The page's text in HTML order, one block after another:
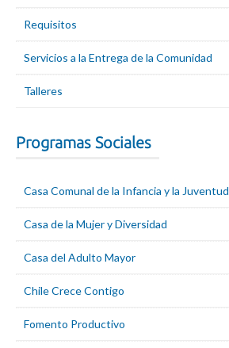
Requisitos
Servicios a la Entrega de la Comunidad
Talleres
Programas Sociales
Casa Comunal de la Infancia y la Juventud
Casa de la Mujer y Diversidad
Casa del Adulto Mayor
Chile Crece Contigo
Fomento Productivo